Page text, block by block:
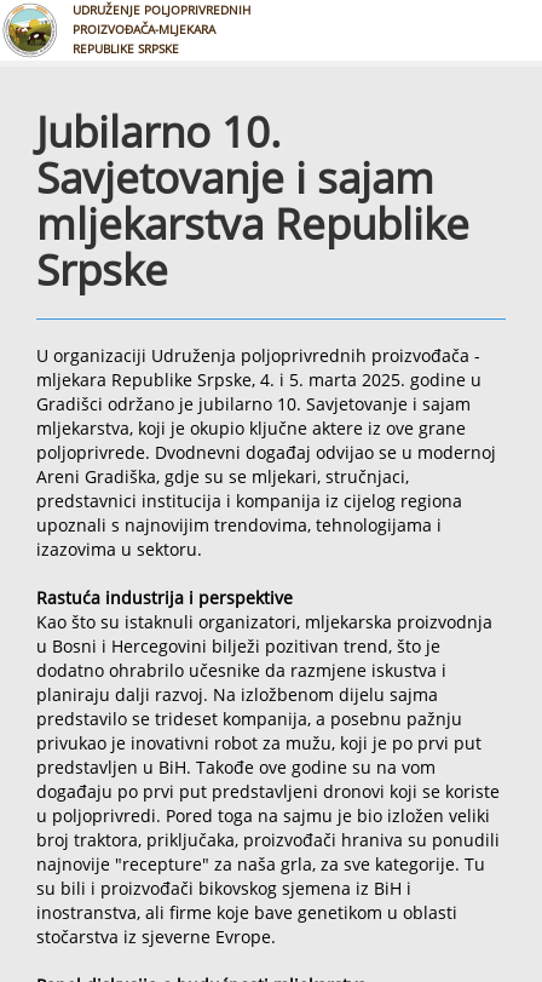
UDRUŽENJE POLJOPRIVREDNIH
PROIZVOĐAČA-MLJEKARA
REPUBLIKE SRPSKE
Jubilarno 10.
Savjetovanje i sajam
mljekarstva Republike
Srpske
U organizaciji Udruženja poljoprivrednih proizvođača -
mljekara Republike Srpske, 4. i 5. marta 2025. godine u
Gradišci održano je jubilarno 10. Savjetovanje i sajam
mljekarstva, koji je okupio ključne aktere iz ove grane
poljoprivrede. Dvodnevni događaj odvijao se u modernoj
Areni Gradiška, gdje su se mljekari, stručnjaci,
predstavnici institucija i kompanija iz cijelog regiona
upoznali s najnovijim trendovima, tehnologijama i
izazovima u sektoru.
Rastuća industrija i perspektive
Kao što su istaknuli organizatori, mljekarska proizvodnja
u Bosni i Hercegovini bilježi pozitivan trend, što je
dodatno ohrabrilo učesnike da razmjene iskustva i
planiraju dalji razvoj. Na izložbenom dijelu sajma
predstavilo se trideset kompanija, a posebnu pažnju
privukao je inovativni robot za mužu, koji je po prvi put
predstavljen u BiH. Takođe ove godine su na vom
događaju po prvi put predstavljeni dronovi koji se koriste
u poljoprivredi. Pored toga na sajmu je bio izložen veliki
broj traktora, priključaka, proizvođači hraniva su ponudili
najnovije "recepture" za naša grla, za sve kategorije. Tu
su bili i proizvođači bikovskog sjemena iz BiH i
inostranstva, ali firme koje bave genetikom u oblasti
stočarstva iz sjeverne Evrope.